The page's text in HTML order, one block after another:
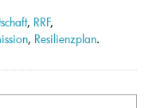
, RRF,
, Resilienzplan.